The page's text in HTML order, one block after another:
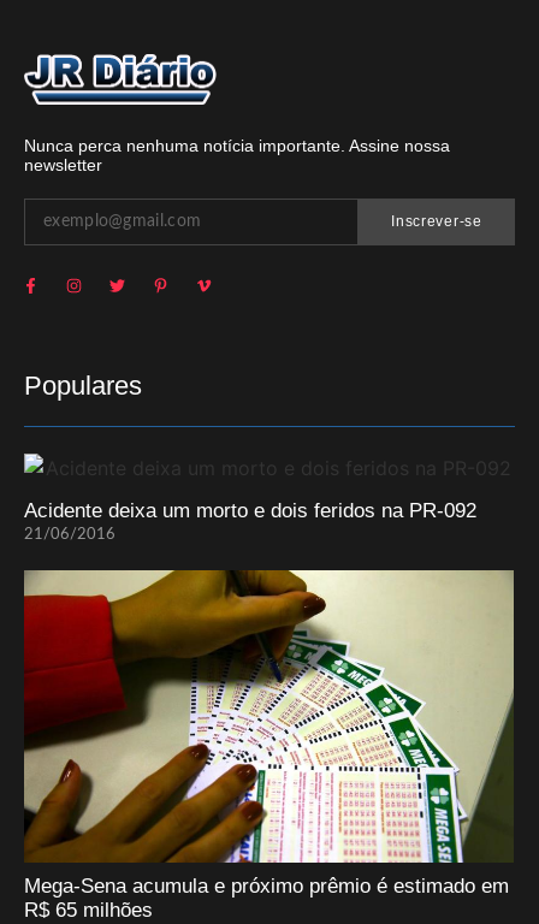
Nunca perca nenhuma notícia importante. Assine nossa
newsletter
Inscrever-se
Populares
Acidente deixa um morto e dois feridos na PR-092
21/06/2016
Mega-Sena acumula e próximo prêmio é estimado em
R$ 65 milhões